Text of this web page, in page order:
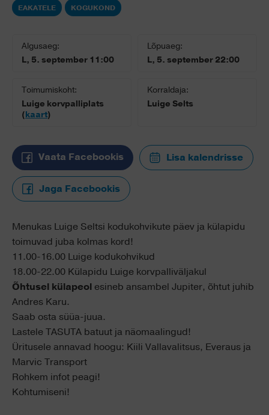
EAKATELE KOGUKOND
Algusaeg:
L, 5. september 11:00
Lõpuaeg:
L, 5. september 22:00
Toimumiskoht:
Luige korvpalliplats
(kaart)
Korraldaja:
Luige Selts
Vaata Facebookis Lisa kalendrisse
Jaga Facebookis
Menukas Luige Seltsi kodukohvikute päev ja külapidu
toimuvad juba kolmas kord!
11.00-16.00 Luige kodukohvikud
18.00-22.00 Külapidu Luige korvpalliväljakul
Õhtusel külapeol esineb ansambel Jupiter, õhtut juhib
Andres Karu.
Saab osta süüa-juua.
Lastele TASUTA batuut ja näomaalingud!
Üritusele annavad hoogu: Kiili Vallavalitsus, Everaus ja
Marvic Transport
Rohkem infot peagi!
Kohtumiseni!